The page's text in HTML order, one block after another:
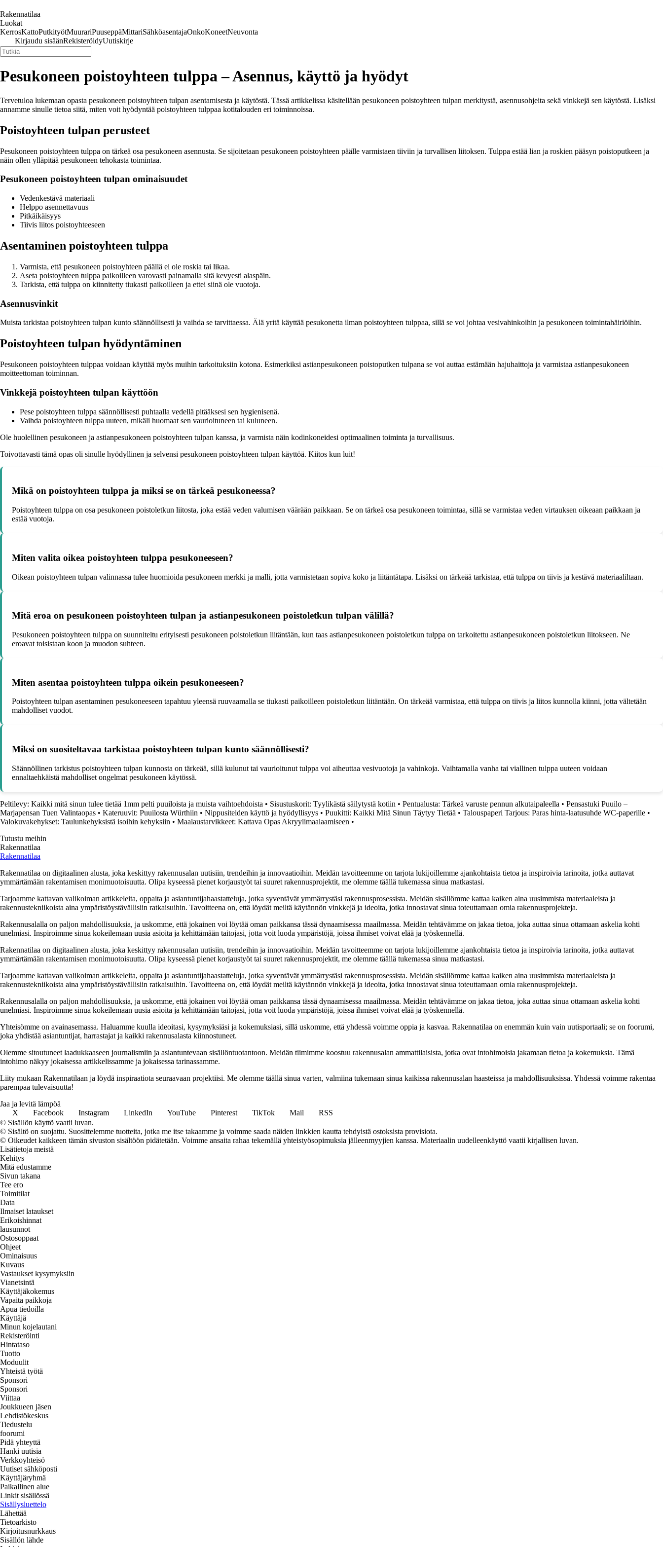
Rakennatilaa
Luokat
KerrosKattoPutkityötMuurariPuuseppäMittariSähköasentajaOnkoKoneetNeuvonta
Kirjaudu sisäänRekisteröidyUutiskirje
Pesukoneen poistoyhteen tulppa – Asennus, käyttö ja hyödyt
Tervetuloa lukemaan opasta pesukoneen poistoyhteen tulpan asentamisesta ja käytöstä. Tässä artikkelissa käsitellään pesukoneen poistoyhteen tulpan merkitystä, asennusohjeita sekä vinkkejä sen käytöstä. Lisäksi
annamme sinulle tietoa siitä, miten voit hyödyntää poistoyhteen tulppaa kotitalouden eri toiminnoissa.
Poistoyhteen tulpan perusteet
Pesukoneen poistoyhteen tulppa on tärkeä osa pesukoneen asennusta. Se sijoitetaan pesukoneen poistoyhteen päälle varmistaen tiiviin ja turvallisen liitoksen. Tulppa estää lian ja roskien pääsyn poistoputkeen ja
näin ollen ylläpitää pesukoneen tehokasta toimintaa.
Pesukoneen poistoyhteen tulpan ominaisuudet
Vedenkestävä materiaali
Helppo asennettavuus
Pitkäikäisyys
Tiivis liitos poistoyhteeseen
Asentaminen poistoyhteen tulppa
Varmista, että pesukoneen poistoyhteen päällä ei ole roskia tai likaa.
Aseta poistoyhteen tulppa paikoilleen varovasti painamalla sitä kevyesti alaspäin.
Tarkista, että tulppa on kiinnitetty tiukasti paikoilleen ja ettei siinä ole vuotoja.
Asennusvinkit
Muista tarkistaa poistoyhteen tulpan kunto säännöllisesti ja vaihda se tarvittaessa. Älä yritä käyttää pesukonetta ilman poistoyhteen tulppaa, sillä se voi johtaa vesivahinkoihin ja pesukoneen toimintahäiriöihin.
Poistoyhteen tulpan hyödyntäminen
Pesukoneen poistoyhteen tulppaa voidaan käyttää myös muihin tarkoituksiin kotona. Esimerkiksi astianpesukoneen poistoputken tulpana se voi auttaa estämään hajuhaittoja ja varmistaa astianpesukoneen
moitteettoman toiminnan.
Vinkkejä poistoyhteen tulpan käyttöön
Pese poistoyhteen tulppa säännöllisesti puhtaalla vedellä pitääksesi sen hygienisenä.
Vaihda poistoyhteen tulppa uuteen, mikäli huomaat sen vaurioituneen tai kuluneen.
Ole huolellinen pesukoneen ja astianpesukoneen poistoyhteen tulpan kanssa, ja varmista näin kodinkoneidesi optimaalinen toiminta ja turvallisuus.
Toivottavasti tämä opas oli sinulle hyödyllinen ja selvensi pesukoneen poistoyhteen tulpan käyttöä. Kiitos kun luit!
Mikä on poistoyhteen tulppa ja miksi se on tärkeä pesukoneessa?
Poistoyhteen tulppa on osa pesukoneen poistoletkun liitosta, joka estää veden valumisen väärään paikkaan. Se on tärkeä osa pesukoneen toimintaa, sillä se varmistaa veden virtauksen oikeaan paikkaan ja
estää vuotoja.
Miten valita oikea poistoyhteen tulppa pesukoneeseen?
Oikean poistoyhteen tulpan valinnassa tulee huomioida pesukoneen merkki ja malli, jotta varmistetaan sopiva koko ja liitäntätapa. Lisäksi on tärkeää tarkistaa, että tulppa on tiivis ja kestävä materiaaliltaan.
Mitä eroa on pesukoneen poistoyhteen tulpan ja astianpesukoneen poistoletkun tulpan välillä?
Pesukoneen poistoyhteen tulppa on suunniteltu erityisesti pesukoneen poistoletkun liitäntään, kun taas astianpesukoneen poistoletkun tulppa on tarkoitettu astianpesukoneen poistoletkun liitokseen. Ne
eroavat toisistaan koon ja muodon suhteen.
Miten asentaa poistoyhteen tulppa oikein pesukoneeseen?
Poistoyhteen tulpan asentaminen pesukoneeseen tapahtuu yleensä ruuvaamalla se tiukasti paikoilleen poistoletkun liitäntään. On tärkeää varmistaa, että tulppa on tiivis ja liitos kunnolla kiinni, jotta vältetään
mahdolliset vuodot.
Miksi on suositeltavaa tarkistaa poistoyhteen tulpan kunto säännöllisesti?
Säännöllinen tarkistus poistoyhteen tulpan kunnosta on tärkeää, sillä kulunut tai vaurioitunut tulppa voi aiheuttaa vesivuotoja ja vahinkoja. Vaihtamalla vanha tai viallinen tulppa uuteen voidaan
ennaltaehkäistä mahdolliset ongelmat pesukoneen käytössä.
Peltilevy: Kaikki mitä sinun tulee tietää 1mm pelti puuiloista ja muista vaihtoehdoista • Sisustuskorit: Tyylikästä säilytystä kotiin • Pentualusta: Tärkeä varuste pennun alkutaipaleella • Pensastuki Puuilo –
Marjapensan Tuen Valintaopas • Kateruuvit: Puuilosta Würthiin • Nippusiteiden käyttö ja hyödyllisyys • Puukitti: Kaikki Mitä Sinun Täytyy Tietää • Talouspaperi Tarjous: Paras hinta-laatusuhde WC-paperille •
Valokuvakehykset: Taulunkehyksistä isoihin kehyksiin • Maalaustarvikkeet: Kattava Opas Akryylimaalaamiseen •
Tutustu meihin
Rakennatilaa
Rakennatilaa
Rakennatilaa on digitaalinen alusta, joka keskittyy rakennusalan uutisiin, trendeihin ja innovaatioihin. Meidän tavoitteemme on tarjota lukijoillemme ajankohtaista tietoa ja inspiroivia tarinoita, jotka auttavat
ymmärtämään rakentamisen monimuotoisuutta. Olipa kyseessä pienet korjaustyöt tai suuret rakennusprojektit, me olemme täällä tukemassa sinua matkastasi.
Tarjoamme kattavan valikoiman artikkeleita, oppaita ja asiantuntijahaastatteluja, jotka syventävät ymmärrystäsi rakennusprosessista. Meidän sisällömme kattaa kaiken aina uusimmista materiaaleista ja
rakennustekniikoista aina ympäristöystävällisiin ratkaisuihin. Tavoitteena on, että löydät meiltä käytännön vinkkejä ja ideoita, jotka innostavat sinua toteuttamaan omia rakennusprojekteja.
Rakennusalalla on paljon mahdollisuuksia, ja uskomme, että jokainen voi löytää oman paikkansa tässä dynaamisessa maailmassa. Meidän tehtävämme on jakaa tietoa, joka auttaa sinua ottamaan askelia kohti
unelmiasi. Inspiroimme sinua kokeilemaan uusia asioita ja kehittämään taitojasi, jotta voit luoda ympäristöjä, joissa ihmiset voivat elää ja työskennellä.
Rakennatilaa on digitaalinen alusta, joka keskittyy rakennusalan uutisiin, trendeihin ja innovaatioihin. Meidän tavoitteemme on tarjota lukijoillemme ajankohtaista tietoa ja inspiroivia tarinoita, jotka auttavat
ymmärtämään rakentamisen monimuotoisuutta. Olipa kyseessä pienet korjaustyöt tai suuret rakennusprojektit, me olemme täällä tukemassa sinua matkastasi.
Tarjoamme kattavan valikoiman artikkeleita, oppaita ja asiantuntijahaastatteluja, jotka syventävät ymmärrystäsi rakennusprosessista. Meidän sisällömme kattaa kaiken aina uusimmista materiaaleista ja
rakennustekniikoista aina ympäristöystävällisiin ratkaisuihin. Tavoitteena on, että löydät meiltä käytännön vinkkejä ja ideoita, jotka innostavat sinua toteuttamaan omia rakennusprojekteja.
Rakennusalalla on paljon mahdollisuuksia, ja uskomme, että jokainen voi löytää oman paikkansa tässä dynaamisessa maailmassa. Meidän tehtävämme on jakaa tietoa, joka auttaa sinua ottamaan askelia kohti
unelmiasi. Inspiroimme sinua kokeilemaan uusia asioita ja kehittämään taitojasi, jotta voit luoda ympäristöjä, joissa ihmiset voivat elää ja työskennellä.
Yhteisömme on avainasemassa. Haluamme kuulla ideoitasi, kysymyksiäsi ja kokemuksiasi, sillä uskomme, että yhdessä voimme oppia ja kasvaa. Rakennatilaa on enemmän kuin vain uutisportaali; se on foorumi,
joka yhdistää asiantuntijat, harrastajat ja kaikki rakennusalasta kiinnostuneet.
Olemme sitoutuneet laadukkaaseen journalismiin ja asiantuntevaan sisällöntuotantoon. Meidän tiimimme koostuu rakennusalan ammattilaisista, jotka ovat intohimoisia jakamaan tietoa ja kokemuksia. Tämä
intohimo näkyy jokaisessa artikkelissamme ja jokaisessa tarinassamme.
Liity mukaan Rakennatilaan ja löydä inspiraatiota seuraavaan projektiisi. Me olemme täällä sinua varten, valmiina tukemaan sinua kaikissa rakennusalan haasteissa ja mahdollisuuksissa. Yhdessä voimme rakentaa
parempaa tulevaisuutta!
Jaa ja levitä lämpöä
X
Facebook Instagram LinkedIn YouTube Pinterest TikTok Mail
RSS
© Sisällön käyttö vaatii luvan.
© Sisältö on suojattu. Suosittelemme tuotteita, jotka me itse takaamme ja voimme saada näiden linkkien kautta tehdyistä ostoksista provisiota.
© Oikeudet kaikkeen tämän sivuston sisältöön pidätetään. Voimme ansaita rahaa tekemällä yhteistyösopimuksia jälleenmyyjien kanssa. Materiaalin uudelleenkäyttö vaatii kirjallisen luvan.
Lisätietoja meistä
Kehitys
Mitä edustamme
Sivun takana
Tee ero
Toimitilat
Data
Ilmaiset lataukset
Erikoishinnat
lausunnot
Ostosoppaat
Ohjeet
Ominaisuus
Kuvaus
Vastaukset kysymyksiin
Vianetsintä
Käyttäjäkokemus
Vapaita paikkoja
Apua tiedoilla
Käyttäjä
Minun kojelautani
Rekisteröinti
Hintataso
Tuotto
Moduulit
Yhteistä työtä
Sponsori
Sponsori
Viittaa
Joukkueen jäsen
Lehdistökeskus
Tiedustelu
foorumi
Pidä yhteyttä
Hanki uutisia
Verkkoyhteisö
Uutiset sähköposti
Käyttäjäryhmä
Paikallinen alue
Linkit sisällössä
Sisällysluettelo
Lähettää
Tietoarkisto
Kirjoitusnurkkaus
Sisällön lähde